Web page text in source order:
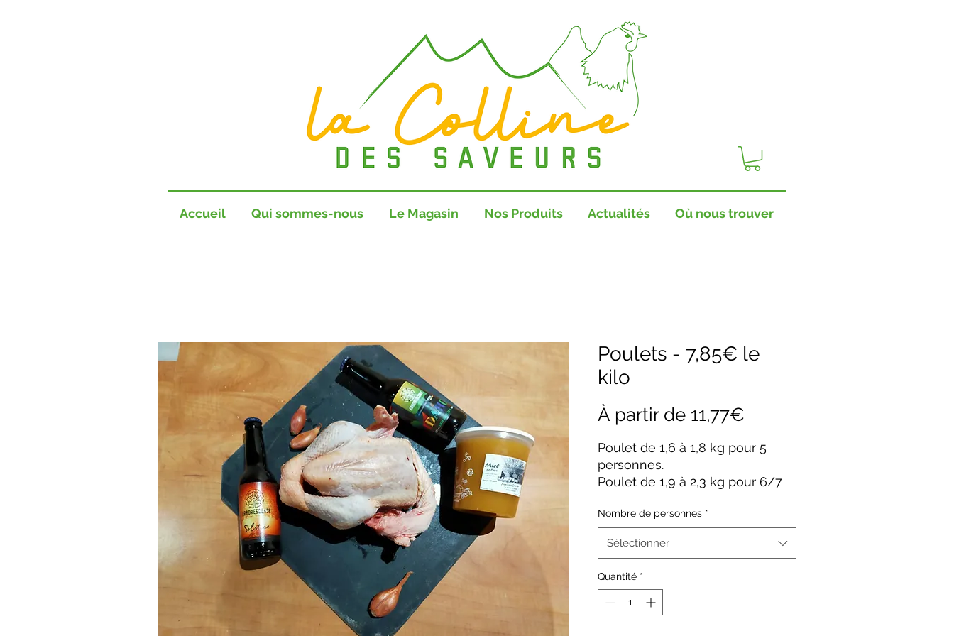
Accueil Qui sommes-nous Le Magasin Nos Produits Actualités Où nous trouver
Poulets - 7,85€ le
kilo
À partir de 11,77€
Poulet de 1,6 à 1,8 kg pour 5
personnes.
Poulet de 1,9 à 2,3 kg pour 6/7
Poulet de 2,4 à 2,8 kg pour 8/9
personnes.
Poulet de 2,8 à 3 kg pour 9/10
7,65 € / KG. Prix variable en
fonction du poids de la volaille.
Nombre de personnes *
Sélectionner
Quantité *